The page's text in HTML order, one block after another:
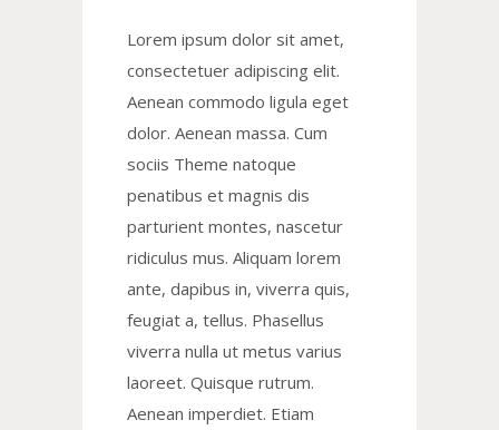
Lorem ipsum dolor sit amet,
consectetuer adipiscing elit.
Aenean commodo ligula eget
dolor. Aenean massa. Cum
sociis Theme natoque
penatibus et magnis dis
parturient montes, nascetur
ridiculus mus. Aliquam lorem
ante, dapibus in, viverra quis,
feugiat a, tellus. Phasellus
viverra nulla ut metus varius
laoreet. Quisque rutrum.
Aenean imperdiet. Etiam